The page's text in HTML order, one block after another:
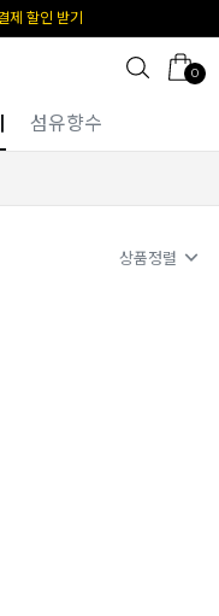
제 할인 받기
0
섬유향수
상품정렬